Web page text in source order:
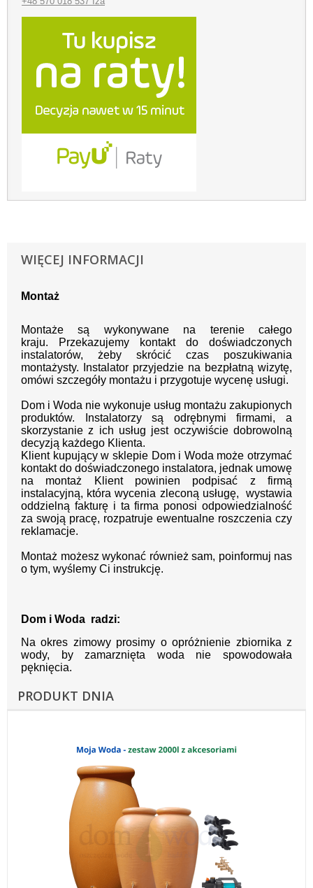
WIĘCEJ INFORMACJI
Montaż
Montaże są wykonywane na terenie całego
kraju.
Przekazujemy kontakt do doświadczonych
instalatorów, żeby skrócić czas poszukiwania
montażysty.
Instalator przyjedzie na bezpłatną wizytę,
omówi szczegóły montażu i przygotuje wycenę usługi.
Dom i Woda nie wykonuje usług montażu zakupionych
produktów. Instalatorzy są odrębnymi firmami, a
skorzystanie z ich usług jest oczywiście dobrowolną
decyzją każdego Klienta.
Klient kupujący w sklepie Dom i Woda może otrzymać
kontakt do doświadczonego instalatora, jednak umowę
na montaż Klient powinien podpisać z firmą
instalacyjną, która wycenia zleconą usługę, wystawia
oddzielną fakturę i ta firma ponosi odpowiedzialność
za swoją pracę, rozpatruje ewentualne roszczenia czy
reklamacje.
Montaż możesz wykonać również sam, poinformuj nas
o tym, wyślemy Ci instrukcję.
Dom i Woda radzi:
Na okres zimowy prosimy o opróżnienie zbiornika z
wody, by zamarznięta woda nie spowodowała
pęknięcia.
PRODUKT DNIA